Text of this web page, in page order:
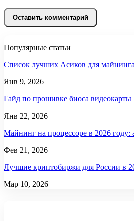
Популярные статьи
Список лучших Асиков для
Янв 9, 2026
Гайд по прошивке биоса
Янв 22, 2026
Майнинг на процессоре в 2026 году:
Фев 21, 2026
Лучшие криптобиржи для России в
Мар 10, 2026